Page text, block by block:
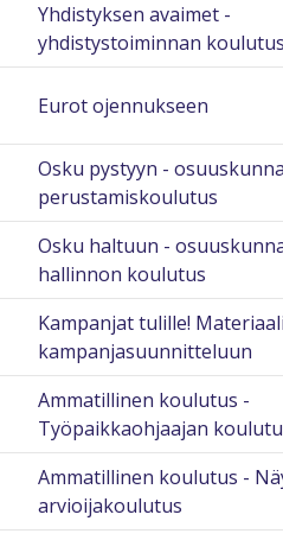
Yhdistyksen avaimet -
yhdistystoiminnan koulutus
Eurot ojennukseen
Osku pystyyn -
perustamiskoulutus
Osku haltuun -
hallinnon koulutus
Kampanjat tulille!
kampanjasuunnitteluun
Ammatillinen koulutus -
Työpaikkaohjaajan
Ammatillinen koulutus -
arvioijakoulutus